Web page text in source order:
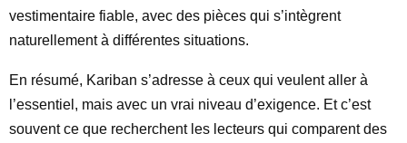
vestimentaire fiable, avec des pièces qui s’intègrent
naturellement à différentes situations.
En résumé, Kariban s’adresse à ceux qui veulent aller à
l’essentiel, mais avec un vrai niveau d’exigence. Et c’est
souvent ce que recherchent les lecteurs qui comparent des